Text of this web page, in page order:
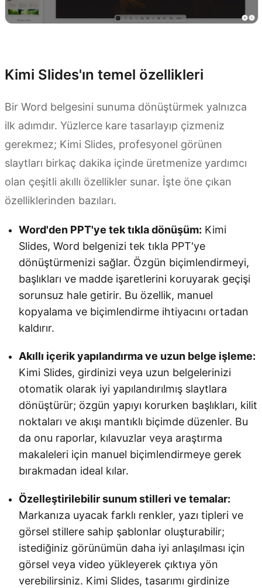
Kimi Slides'ın temel özellikleri
Bir Word belgesini sunuma dönüştürmek yalnızca
ilk adımdır. Yüzlerce kare tasarlayıp çizmeniz
gerekmez; Kimi Slides, profesyonel görünen
slaytları birkaç dakika içinde üretmenize yardımcı
olan çeşitli akıllı özellikler sunar. İşte öne çıkan
özelliklerinden bazıları.
Word'den PPT'ye tek tıkla dönüşüm: Kimi
Slides, Word belgenizi tek tıkla PPT'ye
dönüştürmenizi sağlar. Özgün biçimlendirmeyi,
başlıkları ve madde işaretlerini koruyarak geçişi
sorunsuz hale getirir. Bu özellik, manuel
kopyalama ve biçimlendirme ihtiyacını ortadan
kaldırır.
Akıllı içerik yapılandırma ve uzun belge işleme:
Kimi Slides, girdinizi veya uzun belgelerinizi
otomatik olarak iyi yapılandırılmış slaytlara
dönüştürür; özgün yapıyı korurken başlıkları, kilit
noktaları ve akışı mantıklı biçimde düzenler. Bu
da onu raporlar, kılavuzlar veya araştırma
makaleleri için manuel biçimlendirmeye gerek
bırakmadan ideal kılar.
Özelleştirilebilir sunum stilleri ve temalar:
Markanıza uyacak farklı renkler, yazı tipleri ve
görsel stillere sahip şablonlar oluşturabilir;
istediğiniz görünümün daha iyi anlaşılması için
görsel veya video yükleyerek çıktıya yön
verebilirsiniz. Kimi Slides, tasarımı girdinize